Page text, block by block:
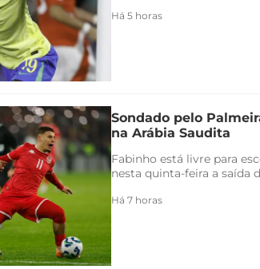
Há 5 horas
Sondado pelo
na Arábia Saudita
Fabinho está livre para
nesta quinta-feira a saída
Há 7 horas